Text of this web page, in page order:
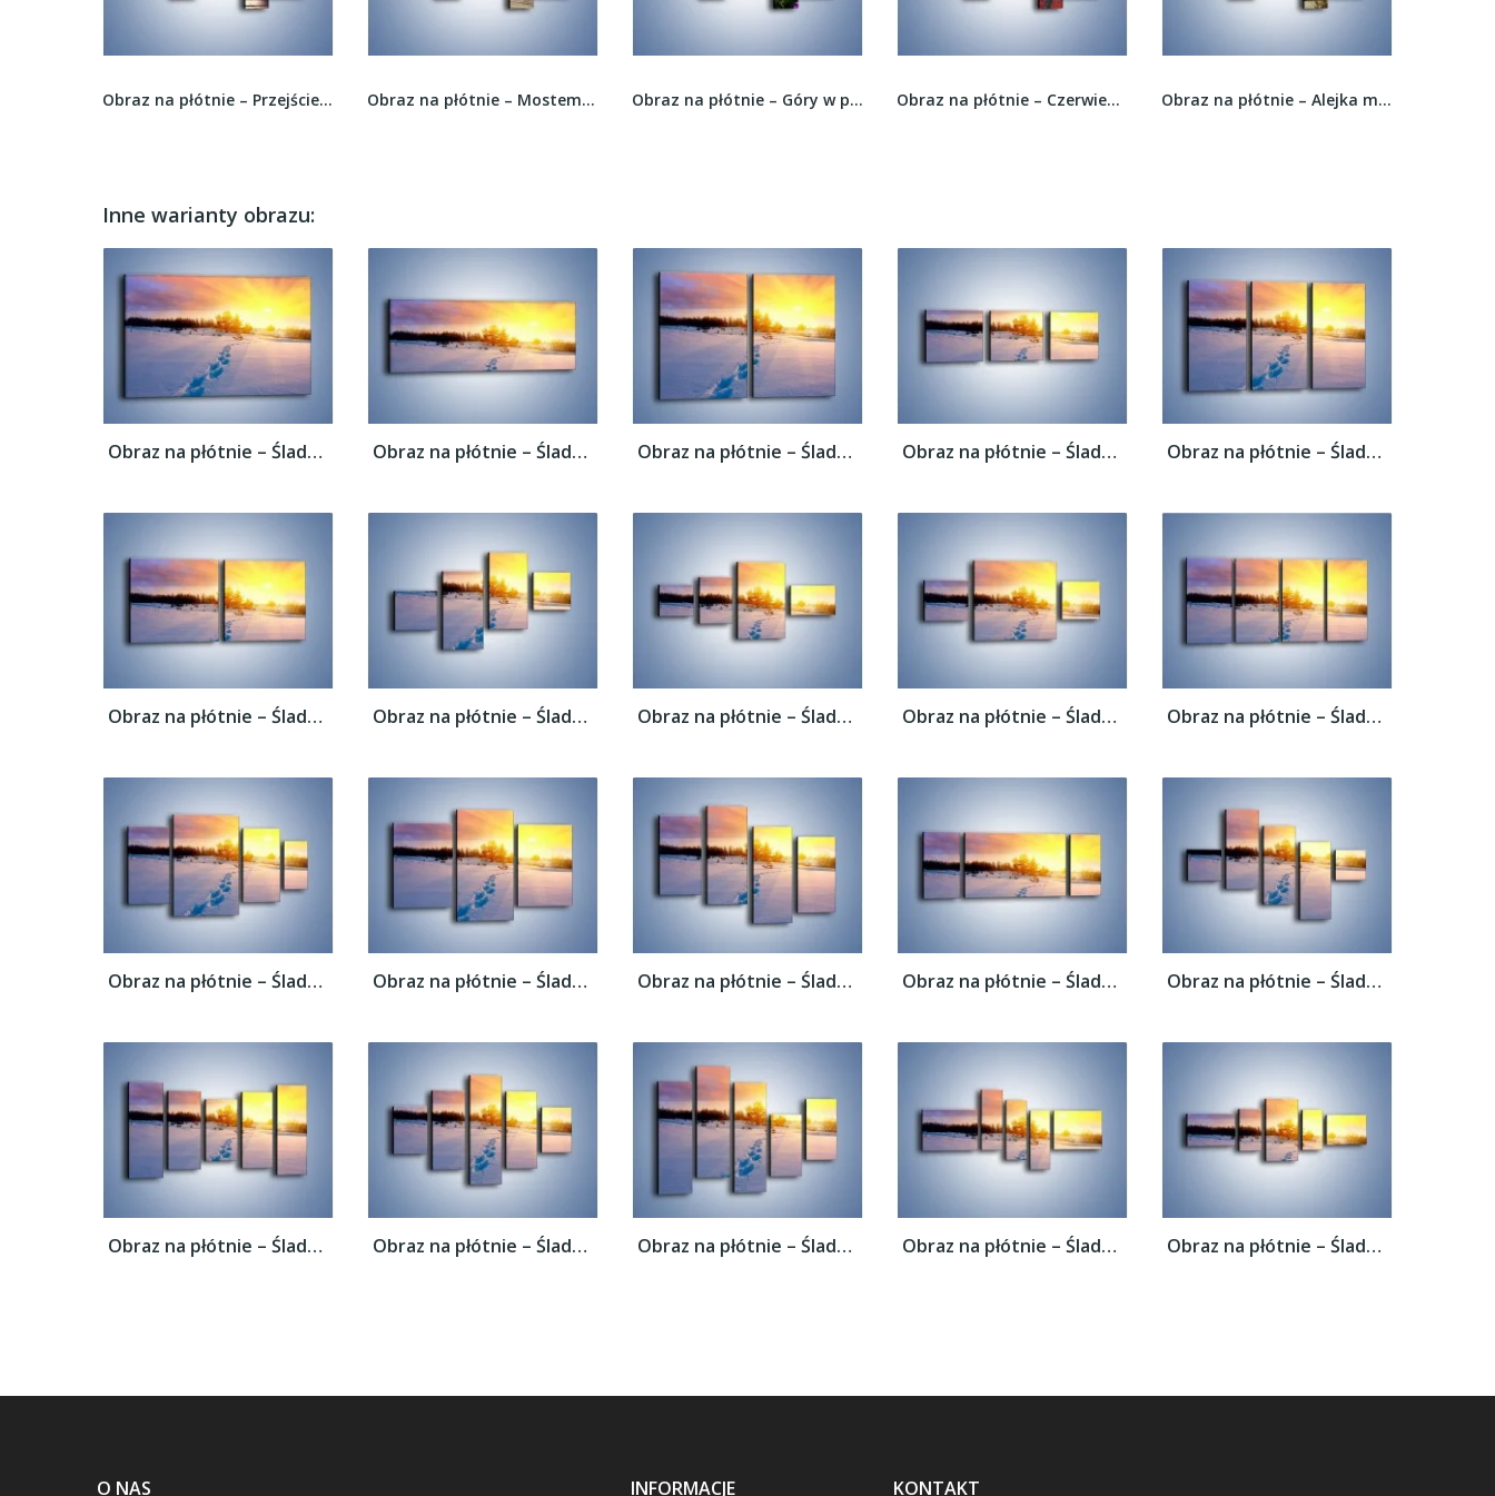
Obraz na płótnie – Mostem do światła –... Obraz na płótnie – Góry w poświacie słońca –... Obraz na płótnie – Czerwień w lesie –... Obraz na płótnie – Alejka między kolorowymi... Obraz na płótnie – Uprawy w zawiłym uśmiechu –...
Inne warianty obrazu:
Obraz na płótnie – Ślady na śnieżnym puchu... Obraz na płótnie – Ślady na śnieżnym puchu... Obraz na płótnie – Ślady na śnieżnym puchu... Obraz na płótnie – Ślady na śnieżnym puchu... Obraz na płótnie – Ślady na śnieżnym puchu...
Obraz na płótnie – Ślady na śnieżnym puchu... Obraz na płótnie – Ślady na śnieżnym puchu... Obraz na płótnie – Ślady na śnieżnym puchu... Obraz na płótnie – Ślady na śnieżnym puchu... Obraz na płótnie – Ślady na śnieżnym puchu...
Obraz na płótnie – Ślady na śnieżnym puchu... Obraz na płótnie – Ślady na śnieżnym puchu... Obraz na płótnie – Ślady na śnieżnym puchu... Obraz na płótnie – Ślady na śnieżnym puchu... Obraz na płótnie – Ślady na śnieżnym puchu...
Obraz na płótnie – Ślady na śnieżnym puchu... Obraz na płótnie – Ślady na śnieżnym puchu... Obraz na płótnie – Ślady na śnieżnym puchu... Obraz na płótnie – Ślady na śnieżnym puchu... Obraz na płótnie – Ślady na śnieżnym puchu...
O NAS INFORMACJE KONTAKT